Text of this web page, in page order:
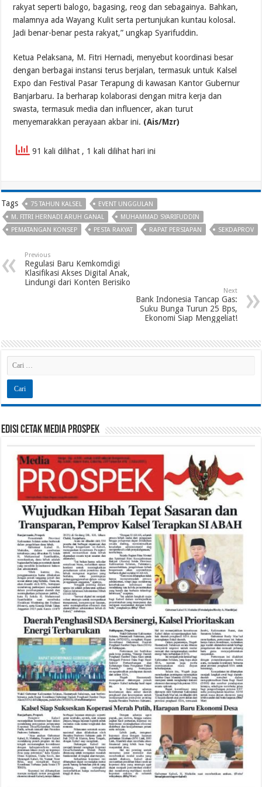
rakyat seperti balogo, bagasing, reog dan sebagainya. Bahkan,
malamnya ada Wayang Kulit serta pertunjukan kuntau kolosal.
Jadi benar-benar pesta rakyat,” ungkap Syarifuddin.
Ketua Pelaksana, M. Fitri Hernadi, menyebut koordinasi besar
dengan berbagai instansi terus berjalan, termasuk untuk Kalsel
Expo dan Festival Pasar Terapung di kawasan Kantor Gubernur
Banjarbaru. Ia berharap kolaborasi dengan mitra kerja dan
swasta, termasuk media dan influencer, akan turut
menyemarakkan perayaan akbar ini. (Ais/Mzr)
91 kali dilihat , 1 kali dilihat hari ini
Tags 75 TAHUN KALSEL
EVENT UNGGULAN
M. FITRI HERNADI ARUH GANAL
MUHAMMAD SYARIFUDDIN
PEMATANGAN KONSEP
PESTA RAKYAT RAPAT PERSIAPAN SEKDAPROV
Previous
Regulasi Baru Kemkomdigi
Klasifikasi Akses Digital Anak,
Lindungi dari Konten Berisiko
Next
Bank Indonesia Tancap Gas:
Suku Bunga Turun 25 Bps,
Ekonomi Siap Menggeliat!
Edisi Cetak Media Prospek